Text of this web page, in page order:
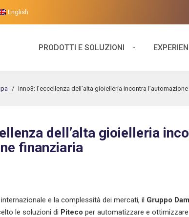
English
PRODOTTI E SOLUZIONI
/ Inno3: l’eccellenza dell’alta gioielleria incontra
dell’alta gioielleria
finanziaria
e la complessità dei mercati, il Gruppo
le soluzioni di Piteco per automatizzare e